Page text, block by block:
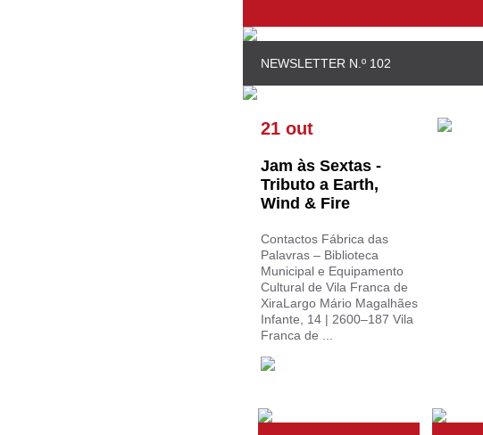
NEWSLETTER N.º 102
21 out
Jam às Sextas -
Tributo a Earth,
Wind & Fire
Contactos Fábrica das
Palavras – Biblioteca
Municipal e Equipamento
Cultural de Vila Franca de
XiraLargo Mário Magalhães
Infante, 14 | 2600–187 Vila
Franca de ...